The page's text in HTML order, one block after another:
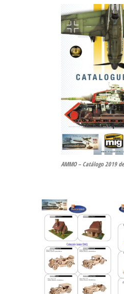
AMMO – Catálogo 2019